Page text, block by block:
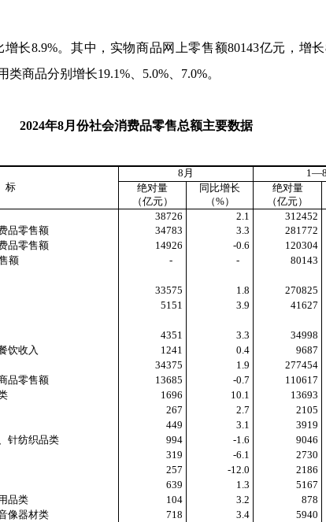
增长8.9%。其中，实物商品网上零售额80143亿元，增长
类商品分别增长19.1% 5.0% 7.0%。
2024年8月份社会消费品零售总额主要数据
标
8 月 1—8
绝对量
（亿元）
同比增长
（%）
绝对量
（亿元）
38726 2.1 312452
品零售额
34783 3.3 281772
品零售额
14926 -0.6 120304
额
- - 80143
33575 1.8 270825
5151 3.9 41627
4351 3.3 34998
饮收入
1241 0.4 9687
34375 1.9 277454
品零售额
13685 -0.7 110617
1696 10.1 13693
267 2.7 2105
449 3.1 3919
织品类
994 -1.6 9046
319 -6.1 2730
257 -12.0 2186
639 1.3 5167
类
104 3.2 878
材类
718 3.4 5940